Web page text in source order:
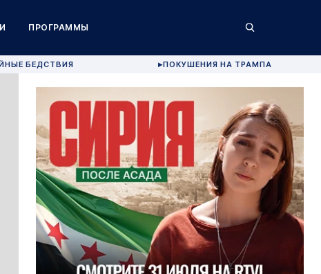
ПРОГРАММЫ
БЕДСТВИЯ ▶ПОКУШЕНИЯ НА ТРАМПА